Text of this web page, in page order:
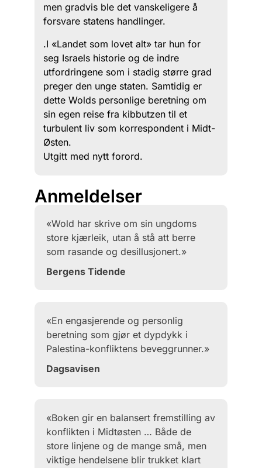
men gradvis ble det vanskeligere å
forsvare statens handlinger.
.I «Landet som lovet alt» tar hun for
seg Israels historie og de indre
utfordringene som i stadig større grad
preger den unge staten. Samtidig er
dette Wolds personlige beretning om
sin egen reise fra kibbutzen til et
turbulent liv som korrespondent i Midt-
Østen.
Utgitt med nytt forord.
Anmeldelser
«Wold har skrive om sin ungdoms
store kjærleik, utan å stå att berre
som rasande og desillusjonert.»
Bergens Tidende
«En engasjerende og personlig
beretning som gjør et dypdykk i
Palestina-konfliktens beveggrunner.»
Dagsavisen
«Boken gir en balansert fremstilling av
konflikten i Midtøsten … Både de
store linjene og de mange små, men
viktige hendelsene blir trukket klart